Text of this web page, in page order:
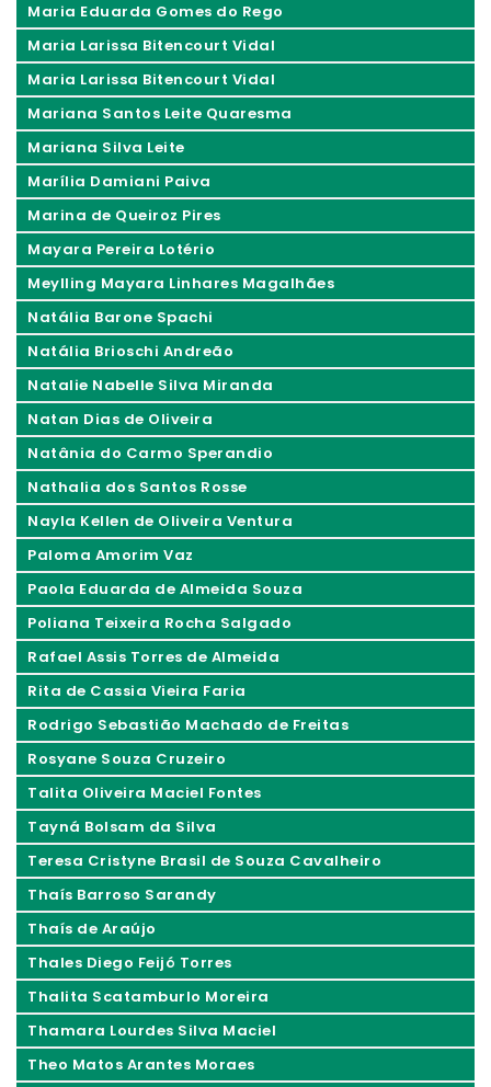
Maria Eduarda Gomes do Rego
Maria Larissa Bitencourt Vidal
Maria Larissa Bitencourt Vidal
Mariana Santos Leite Quaresma
Mariana Silva Leite
Marília Damiani Paiva
Marina de Queiroz Pires
Mayara Pereira Lotério
Meylling Mayara Linhares Magalhães
Natália Barone Spachi
Natália Brioschi Andreão
Natalie Nabelle Silva Miranda
Natan Dias de Oliveira
Natânia do Carmo Sperandio
Nathalia dos Santos Rosse
Nayla Kellen de Oliveira Ventura
Paloma Amorim Vaz
Paola Eduarda de Almeida Souza
Poliana Teixeira Rocha Salgado
Rafael Assis Torres de Almeida
Rita de Cassia Vieira Faria
Rodrigo Sebastião Machado de Freitas
Rosyane Souza Cruzeiro
Talita Oliveira Maciel Fontes
Tayná Bolsam da Silva
Teresa Cristyne Brasil de Souza Cavalheiro
Thaís Barroso Sarandy
Thaís de Araújo
Thales Diego Feijó Torres
Thalita Scatamburlo Moreira
Thamara Lourdes Silva Maciel
Theo Matos Arantes Moraes